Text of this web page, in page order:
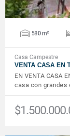
580 m²
Casa Campestre
VENTA CASA EN
EN VENTA CASA
casa con grandes